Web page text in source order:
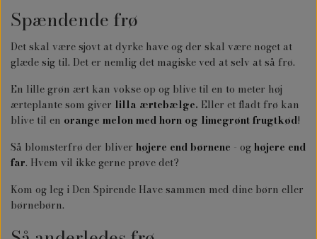
Spændende frø
Det skal være sjovt at dyrke have og der skal være noget at
glæde sig til. Det er nemlig det magiske ved at selv at så frø.
En lille grøn ært kan vokse op og blive til en to meter høj
ærteplante som giver lilla ærtebælge. Eller et fladt frø kan
blive til en orange melon med horn og limegrønt frugtkød!
Så blomsterfrø der bliver højere end børnene - oghøjere end
far. Hvem vil ikke gerne prøve det?
Kom og leg i Den Spirende Have sammen med dine børn eller
børnebørn.